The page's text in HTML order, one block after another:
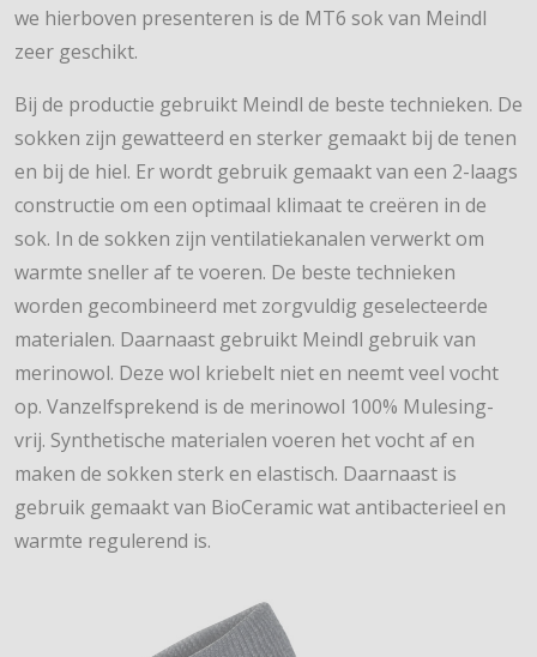
we hierboven presenteren is de MT6 sok van Meindl
zeer geschikt.
Bij de productie gebruikt Meindl de beste technieken. De
sokken zijn gewatteerd en sterker gemaakt bij de tenen
en bij de hiel. Er wordt gebruik gemaakt van een 2-laags
constructie om een optimaal klimaat te creëren in de
sok. In de sokken zijn ventilatiekanalen verwerkt om
warmte sneller af te voeren. De beste technieken
worden gecombineerd met zorgvuldig geselecteerde
materialen. Daarnaast gebruikt Meindl gebruik van
merinowol. Deze wol kriebelt niet en neemt veel vocht
op. Vanzelfsprekend is de merinowol 100% Mulesing-
vrij. Synthetische materialen voeren het vocht af en
maken de sokken sterk en elastisch. Daarnaast is
gebruik gemaakt van BioCeramic wat antibacterieel en
warmte regulerend is.